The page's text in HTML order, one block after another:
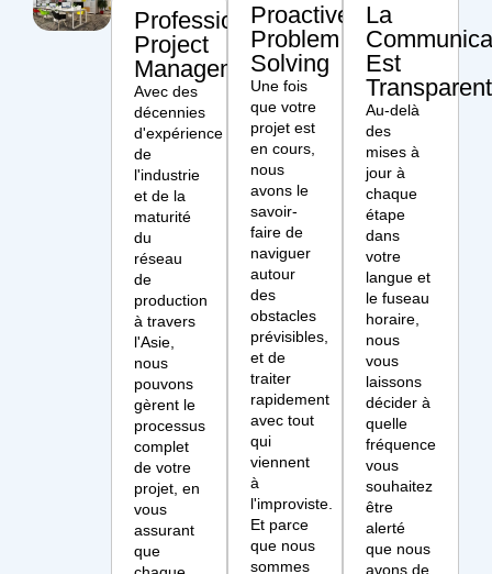
Professional
Project
Management
Avec des
décennies
d'expérience
de
l'industrie
et de la
maturité
du
réseau
de
production
à travers
l'Asie,
nous
pouvons
gèrent le
processus
complet
de votre
projet, en
vous
assurant
que
Proactive
Problem
Solving
Une fois
que votre
projet est
en cours,
nous
avons le
savoir-
faire de
naviguer
autour
des
obstacles
prévisibles,
et de
traiter
rapidement
avec tout
qui
viennent
à
l'improviste.
Et parce
que nous
sommes
La
Est
Au-delà
des
mises à
jour à
chaque
étape
dans
votre
langue et
le fuseau
horaire,
nous
vous
laissons
décider à
quelle
fréquence
vous
souhaitez
être
alerté
que nous
avons de